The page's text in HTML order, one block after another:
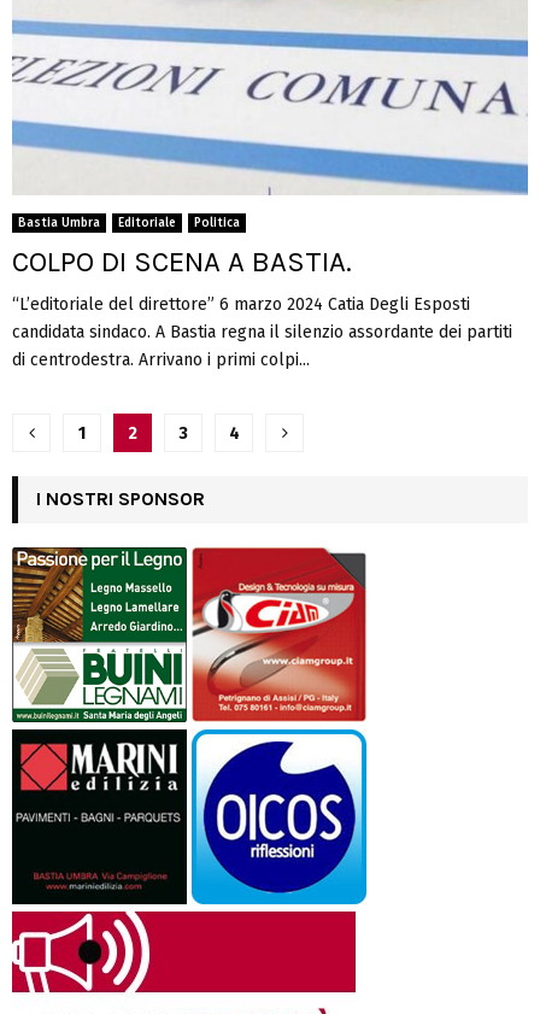
Bastia Umbra Editoriale Politica
COLPO DI SCENA A BASTIA.
“L’editoriale del direttore” 6 marzo 2024 Catia Degli Esposti
candidata sindaco. A Bastia regna il silenzio assordante dei partiti
di centrodestra. Arrivano i primi colpi...
Navigazione
articoli
1 2 3 4
I NOSTRI SPONSOR